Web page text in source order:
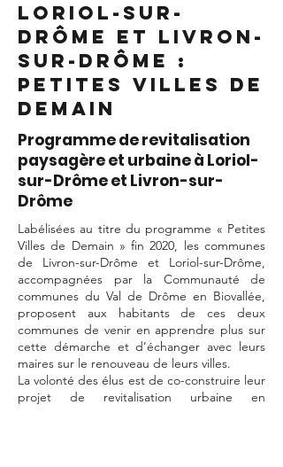
Loriol-sur-
Drôme et Livron-
sur-Drôme :
petites villes de
demain
Programme de revitalisation
paysagère et urbaine à Loriol-
sur-Drôme et Livron-sur-
Drôme
Labélisées au titre du programme « Petites
Villes de Demain » fin 2020, les communes
de Livron-sur-Drôme et Loriol-sur-Drôme,
accompagnées par la Communauté de
communes du Val de Drôme en Biovallée,
proposent aux habitants de ces deux
communes de venir en apprendre plus sur
cette démarche et d’échanger avec leurs
maires sur le renouveau de leurs villes.
La volonté des élus est de co-construire leur
projet de revitalisation urbaine en